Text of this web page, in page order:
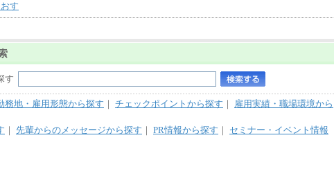
す
す
務地・雇用形態から探す ｜ チェックポイントから探す ｜ 雇用実績・職場環境から
｜ 先輩からのメッセージから探す ｜ PR情報から探す ｜ セミナー・イベント情報